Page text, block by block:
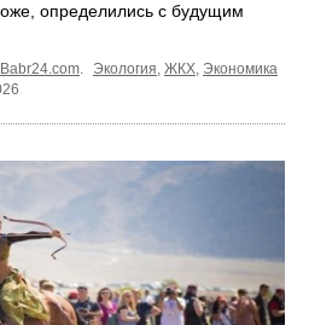
определились с будущим
Babr24.com. Экология, ЖКХ, Экономика